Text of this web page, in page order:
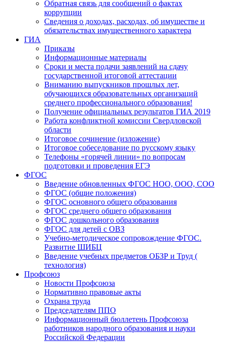
Обратная связь для сообщений о фактах
коррупции
Сведения о доходах, расходах, об имуществе и
обязательствах имущественного характера
ГИА
Приказы
Информационные материалы
Сроки и места подачи заявлений на сдачу
государственной итоговой аттестации
Вниманию выпускников прошлых лет,
обучающихся образовательных организаций
среднего профессионального образования!
Получение официальных результатов ГИА 2019
Работа конфликтной комиссии Свердловской
области
Итоговое сочинение (изложение)
Итоговое собеседование по русскому языку
Телефоны «горячей линии» по вопросам
подготовки и проведения ЕГЭ
ФГОС
Введение обновленных ФГОС НОО, ООО, СОО
ФГОС (общие положения)
ФГОС основного общего образования
ФГОС среднего общего образования
ФГОС дошкольного образования
ФГОС для детей с ОВЗ
Учебно-методическое сопровождение ФГОС.
Развитие ШИБЦ
Введение учебных предметов ОБЗР и Труд (
технология)
Профсоюз
Новости Профсоюза
Нормативно правовые акты
Охрана труда
Председателям ППО
Информационный бюллетень Профсоюза
работников народного образования и науки
Российской Федерации